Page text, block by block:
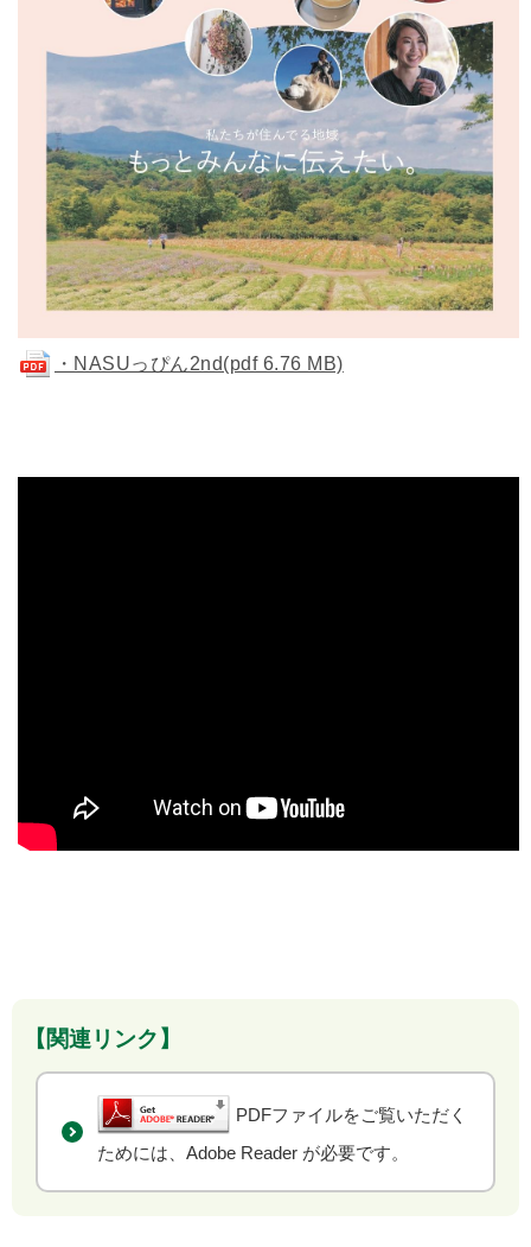
・NASUっぴん2nd(pdf 6.76 MB)
【関連リンク】
PDFファイルをご覧いただく
ためには、Adobe Reader が必要です。